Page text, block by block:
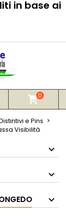
in base ai
shopping_cart0
e Pins
Visibilità
dei desideri
dei